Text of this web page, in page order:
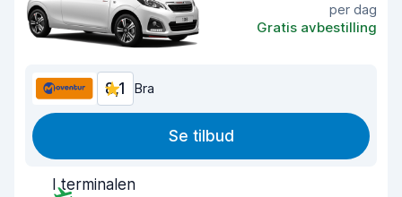
per dag
Gratis avbestilling
8,1 Bra
Se tilbud
I terminalen